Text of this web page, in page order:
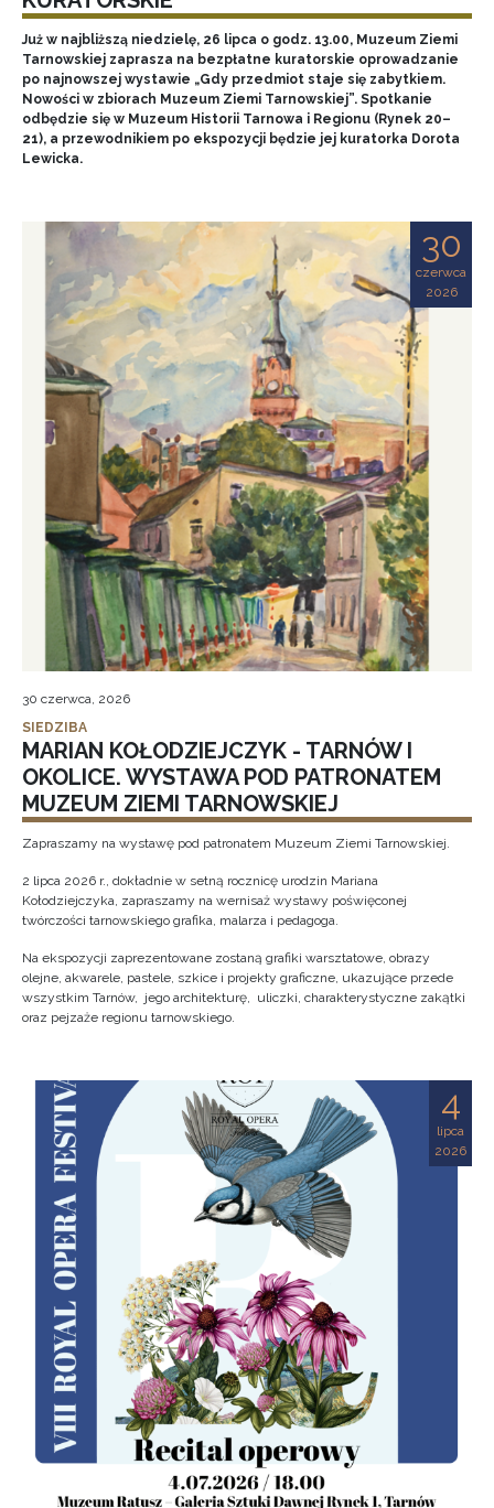
Już w najbliższą niedzielę, 26 lipca o godz. 13.00, Muzeum Ziemi
Tarnowskiej zaprasza na bezpłatne kuratorskie oprowadzanie
po najnowszej wystawie „Gdy przedmiot staje się zabytkiem.
Nowości w zbiorach Muzeum Ziemi Tarnowskiej”. Spotkanie
odbędzie się w Muzeum Historii Tarnowa i Regionu (Rynek 20–
21), a przewodnikiem po ekspozycji będzie jej kuratorka Dorota
Lewicka.
30
czerwca
2026
30 czerwca, 2026
SIEDZIBA
MARIAN KOŁODZIEJCZYK - TARNÓW I
OKOLICE. WYSTAWA POD PATRONATEM
MUZEUM ZIEMI TARNOWSKIEJ
Zapraszamy na wystawę pod patronatem Muzeum Ziemi Tarnowskiej.
2 lipca 2026 r., dokładnie w setną rocznicę urodzin Mariana
Kołodziejczyka, zapraszamy na wernisaż wystawy poświęconej
twórczości tarnowskiego grafika, malarza i pedagoga.
Na ekspozycji zaprezentowane zostaną grafiki warsztatowe, obrazy
olejne, akwarele, pastele, szkice i projekty graficzne, ukazujące przede
wszystkim Tarnów, jego architekturę, uliczki, charakterystyczne zakątki
oraz pejzaże regionu tarnowskiego.
4
lipca
2026